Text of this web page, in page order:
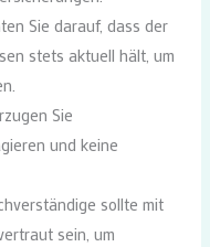
Sie darauf, dass der
stets aktuell hält, um
Sie
und keine
sollte mit
sein, um